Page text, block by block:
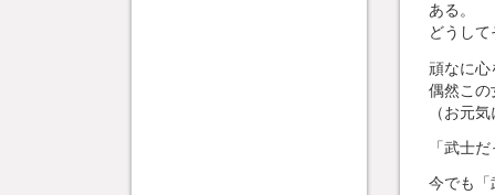
ある。
どうし
頑なに心
偶然この
（お元
「武士
今でも「